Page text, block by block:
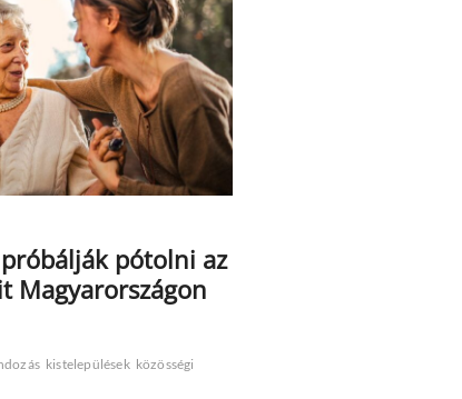
pótolni az
Magyarországon
kistelepülések közösségi